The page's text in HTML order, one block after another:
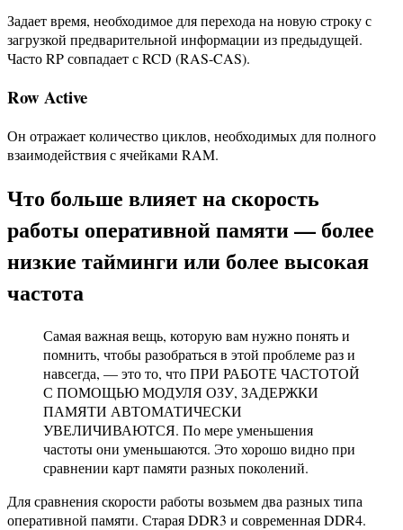
Задает время, необходимое для перехода на новую строку с
загрузкой предварительной информации из предыдущей.
Часто RP совпадает с RCD (RAS-CAS).
Row Active
Он отражает количество циклов, необходимых для полного
взаимодействия с ячейками RAM.
Что больше влияет на скорость
работы оперативной памяти — более
низкие тайминги или более высокая
частота
Самая важная вещь, которую вам нужно понять и
помнить, чтобы разобраться в этой проблеме раз и
навсегда, — это то, что ПРИ РАБОТЕ ЧАСТОТОЙ
С ПОМОЩЬЮ МОДУЛЯ ОЗУ, ЗАДЕРЖКИ
ПАМЯТИ АВТОМАТИЧЕСКИ
УВЕЛИЧИВАЮТСЯ. По мере уменьшения
частоты они уменьшаются. Это хорошо видно при
сравнении карт памяти разных поколений.
Для сравнения скорости работы возьмем два разных типа
оперативной памяти. Старая DDR3 и современная DDR4.